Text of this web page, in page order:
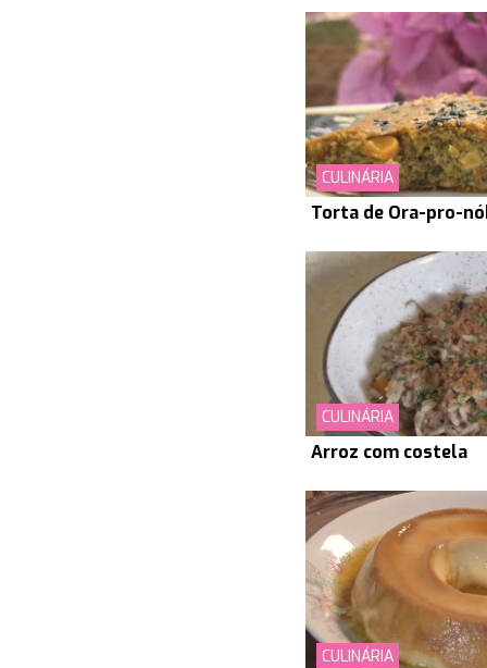
CULINÁRIA
Torta de Ora-pro-
CULINÁRIA
Arroz com costela
CULINÁRIA